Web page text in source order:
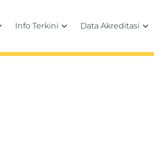
Info Terkini Data Akreditasi